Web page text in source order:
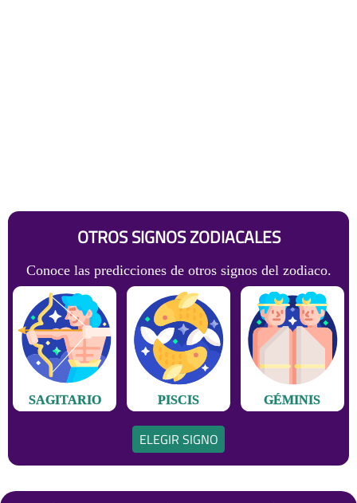
OTROS SIGNOS ZODIACALES
Conoce las predicciones de otros signos del zodiaco.
SAGITARIO PISCIS GÉMINIS
ELEGIR SIGNO